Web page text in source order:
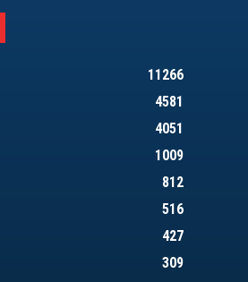
11266
4581
4051
1009
812
516
427
309